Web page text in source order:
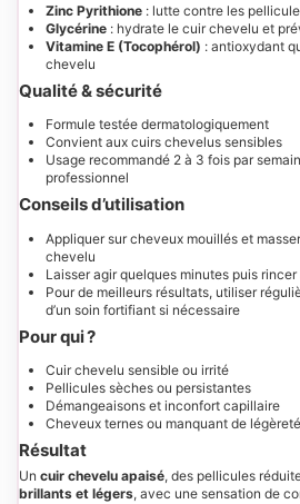
Zinc Pyrithione : lutte contre les
Glycérine : hydrate le cuir chevelu et
Vitamine E (Tocophérol) : antioxydant
chevelu
Qualité & sécurité
Formule testée dermatologiquement
Convient aux cuirs chevelus sensibles
Usage recommandé 2 à 3 fois par
professionnel
Conseils d’utilisation
Appliquer sur cheveux mouillés et
chevelu
Laisser agir quelques minutes puis
Pour de meilleurs résultats, utiliser
d’un soin fortifiant si nécessaire
Pour qui ?
Cuir chevelu sensible ou irrité
Pellicules sèches ou persistantes
Démangeaisons et inconfort capillaire
Cheveux ternes ou manquant de légèreté
Résultat
Un cuir chevelu apaisé, des pellicules
brillants et légers, avec une sensation de